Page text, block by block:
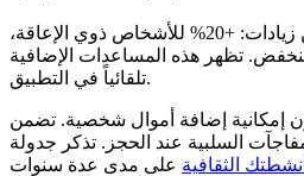
تستفيد بعض الفئات من زيادات: +20% للأشخاص ذوي الإعاقة،
تظهر هذه المساعدات الإضافية
تلقائياً في التطبيق.
إمكانية إضافة أموال شخصية. تضمن
السلبية عند الحجز. تذكر جدولة
أنشطتك الثقافية